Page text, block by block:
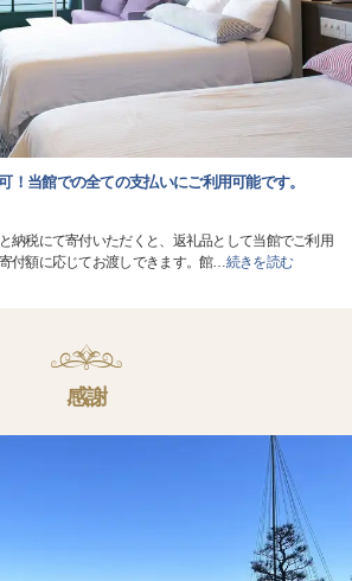
！当館での全ての支払いにご利用可能です。
納税にて寄付いただくと、返礼品として当館でご利用
付額に応じてお渡しできます。館…続きを読む
感謝